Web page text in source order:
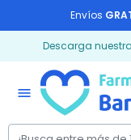
Envíos
Descarga
menu